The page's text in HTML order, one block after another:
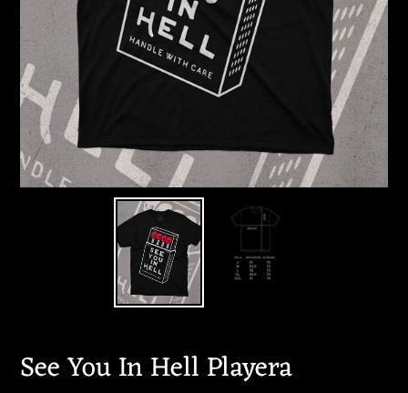
See You In Hell Playera